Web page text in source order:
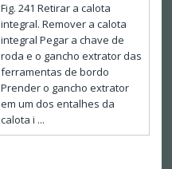
Fig. 241 Retirar a calota
integral. Remover a calota
integral Pegar a chave de
roda e o gancho extrator das
ferramentas de bordo
Prender o gancho extrator
em um dos entalhes da
calota i ...